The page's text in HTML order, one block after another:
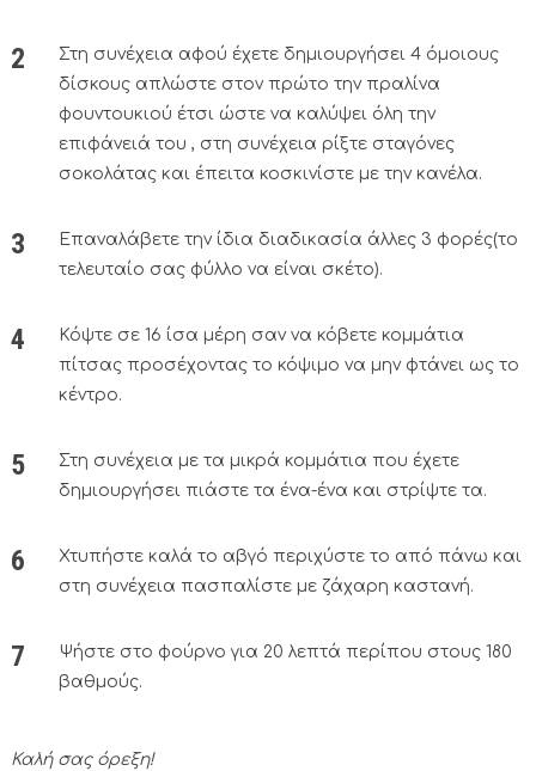
Στη συνέχεια αφού έχετε δημιουργήσει 4 όμοιους
δίσκους απλώστε στον πρώτο την πραλίνα
φουντουκιού έτσι ώστε να καλύψει όλη την
επιφάνειά του , στη συνέχεια ρίξτε σταγόνες
σοκολάτας και έπειτα κοσκινίστε με την κανέλα.
Επαναλάβετε την ίδια διαδικασία άλλες 3 φορές(το
τελευταίο σας φύλλο να είναι σκέτο).
Κόψτε σε 16 ίσα μέρη σαν να κόβετε κομμάτια
πίτσας προσέχοντας το κόψιμο να μην φτάνει ως το
κέντρο.
Στη συνέχεια με τα μικρά κομμάτια που έχετε
δημιουργήσει πιάστε τα ένα-ένα και στρίψτε τα.
Χτυπήστε καλά το αβγό περιχύστε το από πάνω και
στη συνέχεια πασπαλίστε με ζάχαρη καστανή.
Ψήστε στο φούρνο για 20 λεπτά περίπου στους 180
βαθμούς.
Καλή σας όρεξη!